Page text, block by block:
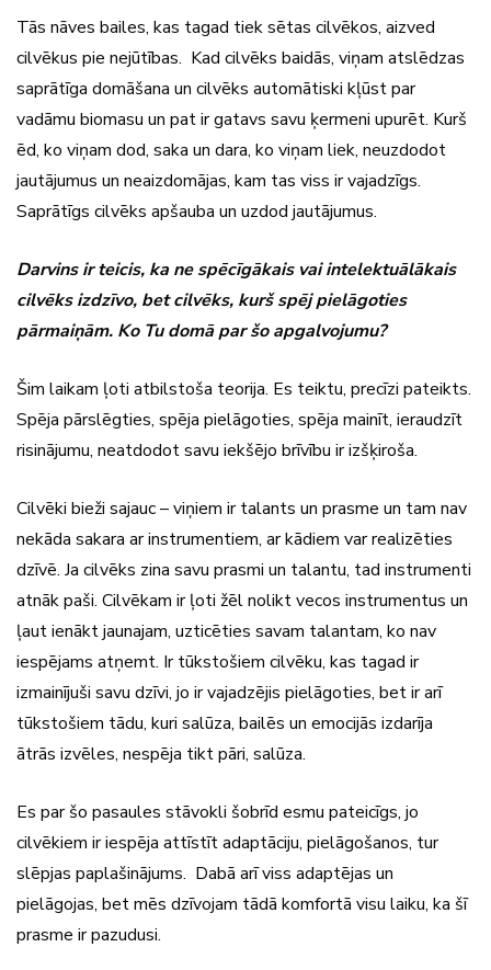
Tās nāves bailes, kas tagad tiek sētas cilvēkos, aizved
cilvēkus pie nejūtības. Kad cilvēks baidās, viņam atslēdzas
saprātīga domāšana un cilvēks automātiski kļūst par
vadāmu biomasu un pat ir gatavs savu ķermeni upurēt. Kurš
ēd, ko viņam dod, saka un dara, ko viņam liek, neuzdodot
jautājumus un neaizdomājas, kam tas viss ir vajadzīgs.
Saprātīgs cilvēks apšauba un uzdod jautājumus.
Darvins ir teicis, ka ne spēcīgākais vai intelektuālākais
cilvēks izdzīvo, bet cilvēks, kurš spēj pielāgoties
pārmaiņām. Ko Tu domā par šo apgalvojumu?
Šim laikam ļoti atbilstoša teorija. Es teiktu, precīzi pateikts.
Spēja pārslēgties, spēja pielāgoties, spēja mainīt, ieraudzīt
risinājumu, neatdodot savu iekšējo brīvību ir izšķiroša.
Cilvēki bieži sajauc – viņiem ir talants un prasme un tam nav
nekāda sakara ar instrumentiem, ar kādiem var realizēties
dzīvē. Ja cilvēks zina savu prasmi un talantu, tad instrumenti
atnāk paši. Cilvēkam ir ļoti žēl nolikt vecos instrumentus un
ļaut ienākt jaunajam, uzticēties savam talantam, ko nav
iespējams atņemt. Ir tūkstošiem cilvēku, kas tagad ir
izmainījuši savu dzīvi, jo ir vajadzējis pielāgoties, bet ir arī
tūkstošiem tādu, kuri salūza, bailēs un emocijās izdarīja
ātrās izvēles, nespēja tikt pāri, salūza.
Es par šo pasaules stāvokli šobrīd esmu pateicīgs, jo
cilvēkiem ir iespēja attīstīt adaptāciju, pielāgošanos, tur
slēpjas paplašinājums. Dabā arī viss adaptējas un
pielāgojas, bet mēs dzīvojam tādā komfortā visu laiku, ka šī
prasme ir pazudusi.